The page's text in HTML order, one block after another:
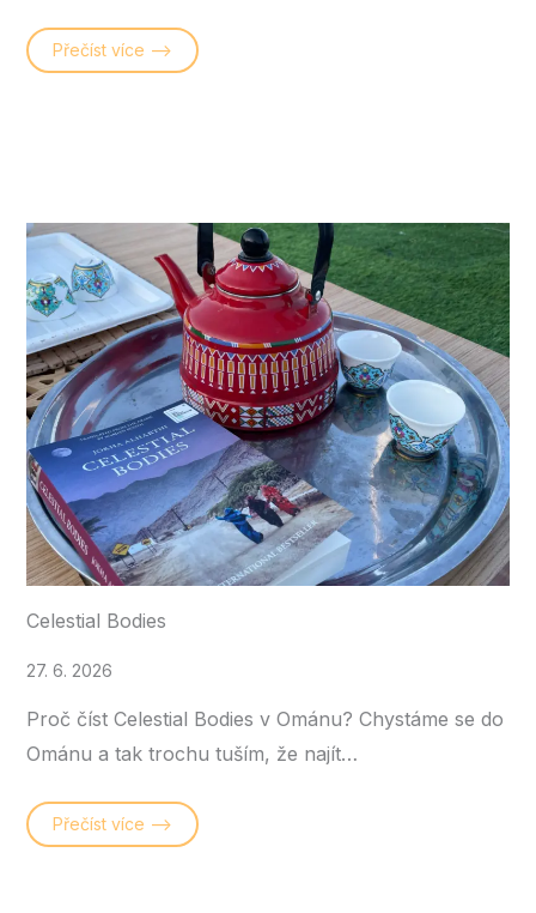
Přečíst více –>
Celestial Bodies
27. 6. 2026
Proč číst Celestial Bodies v Ománu? Chystáme se do
Ománu a tak trochu tuším, že najít…
Přečíst více –>